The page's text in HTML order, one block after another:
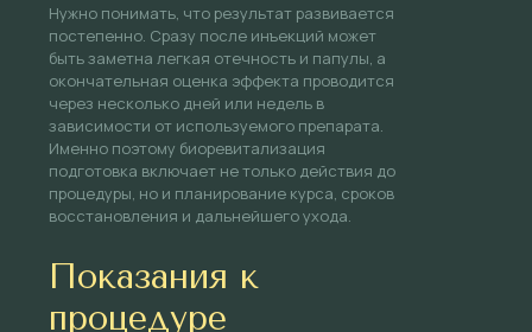
Нужно понимать, что результат развивается
постепенно. Сразу после инъекций может
быть заметна легкая отечность и папулы, а
окончательная оценка эффекта проводится
через несколько дней или недель в
зависимости от используемого препарата.
Именно поэтому биоревитализация
подготовка включает не только действия до
процедуры, но и планирование курса, сроков
восстановления и дальнейшего ухода.
Показания к
процедуре